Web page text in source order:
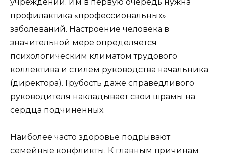
профилактика «профессиональных»
заболеваний. Настроение человека в
значительной мере определяется
психологическим климатом трудового
коллектива и стилем руководства начальника
(директора). Грубость даже справедливого
руководителя накладывает свои шрамы на
сердца подчиненных.
Наиболее часто здоровье подрывают
семейные конфликты. К главным причинам